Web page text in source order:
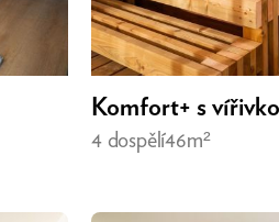
Komfort+ s
4 dospělí46m²